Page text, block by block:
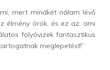
mert mindkét nálam lévő
élmény örök, és ez az, ami
folyóvizek fantasztikus
meglepetést!”